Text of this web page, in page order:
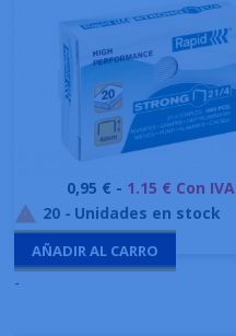
Precio
0,95 € - 1.15 € Con IVA
 20 - Unidades en stock
AÑADIR AL CARRO
-